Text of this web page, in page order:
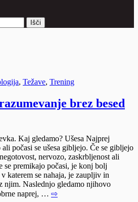
, Težave, Trening
brez besed
Kaj gledamo? Ušesa Najprej
počasi se ušesa gibljejo. Če se gibljejo
nervozo, zaskrbljenost ali
se premikajo počasi, je konj bolj
katerem se nahaja, je zaupljiv in
njim. Naslednjo gledamo njihovo
naprej, … ⇨